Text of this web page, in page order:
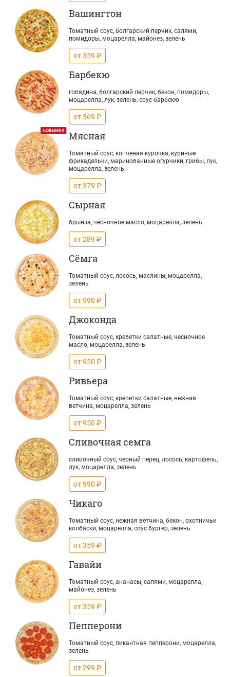
Вашингтон
Томатный соус, болгарский перчик, салями,
помидоры, моцарелла, майонез, зелень
от 359 ₽
Барбекю
говядина, болгарский перчик, бекон, помидоры,
моцарелла, лук, зелень, соус барбекю
от 369 ₽
Мясная
Томатный соус, копченая курочка, куриные
фрикадельки, маринованные огурчики, грибы, лук,
моцарелла, зелень
от 379 ₽
Сырная
брынза, чесночное масло, моцарелла, зелень
от 289 ₽
Сёмга
Томатный соус, лосось, маслины, моцарелла,
зелень
от 990 ₽
Джоконда
Томатный соус, креветки салатные, чесночное
масло, моцарелла, зелень
от 950 ₽
Ривьера
Томатный соус, креветки салатные, нежная
ветчина, моцарелла, зелень
от 950 ₽
Сливочная семга
сливочный соус, черный перец, лосось, картофель,
лук, моцарелла, зелень
от 990 ₽
Чикаго
Томатный соус, нежная ветчина, бекон, охотничьи
колбаски, моцарелла, соус бургер, зелень
от 359 ₽
Гавайи
Томатный соус, ананасы, салями, моцарелла,
майонез, зелень
от 359 ₽
Пепперони
Томатный соус, пикантная пепперони, моцарелла,
зелень
от 299 ₽